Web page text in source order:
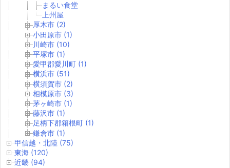
まるい食堂
上州屋
厚木市 (2)
小田原市 (1)
川崎市 (10)
平塚市 (1)
愛甲郡愛川町 (1)
横浜市 (51)
横須賀市 (2)
相模原市 (3)
茅ヶ崎市 (1)
藤沢市 (1)
足柄下郡箱根町 (1)
鎌倉市 (1)
甲信越・北陸 (75)
東海 (120)
近畿 (94)